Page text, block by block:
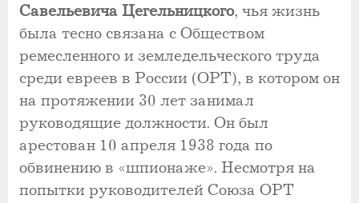
Савельевича Цегельницкого, чья жизнь
была тесно связана с Обществом
ремесленного и земледельческого труда
среди евреев в России (ОРТ), в котором он
на протяжении 30 лет занимал
руководящие должности. Он был
арестован 10 апреля 1938 года по
обвинению в «шпионаже». Несмотря на
попытки руководителей Союза ОРТ